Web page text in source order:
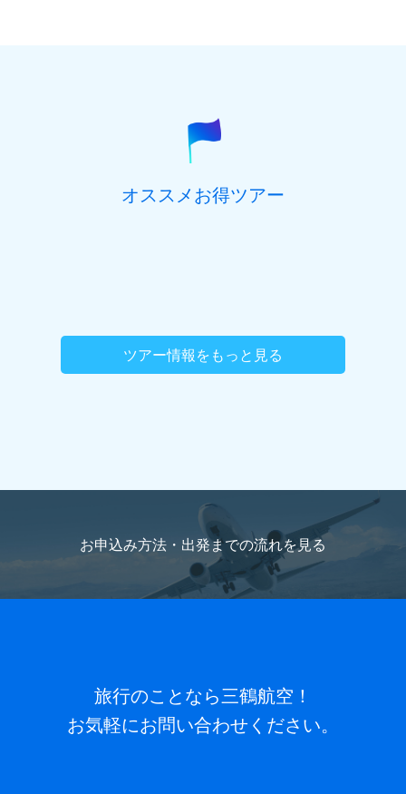
オススメお得ツアー
ツアー情報をもっと見る
お申込み方法・出発までの流れを見る
旅行のことなら三鶴航空！
お気軽にお問い合わせください。